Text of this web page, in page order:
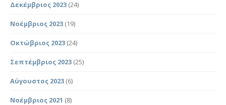
Δεκέμβριος 2023 (24)
Νοέμβριος 2023 (19)
Οκτώβριος 2023 (24)
Σεπτέμβριος 2023 (25)
Αύγουστος 2023 (6)
Νοέμβριος 2021 (8)